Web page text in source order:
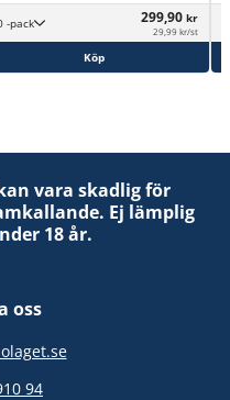
10 -pack 299,90 kr
29,99 kr/st
Köp
vara skadlig för
Ej lämplig
18 år.
oss
94